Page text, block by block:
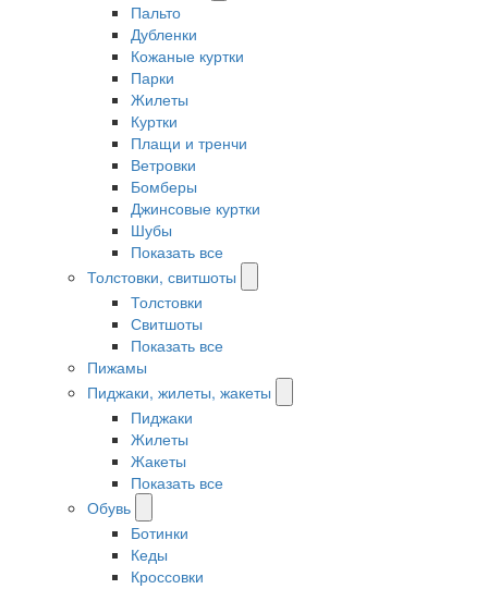
Пальто
Дубленки
Кожаные куртки
Парки
Жилеты
Куртки
Плащи и тренчи
Ветровки
Бомберы
Джинсовые куртки
Шубы
Показать все
Толстовки, свитшоты
Толстовки
Свитшоты
Показать все
Пижамы
Пиджаки, жилеты, жакеты
Пиджаки
Жилеты
Жакеты
Показать все
Обувь
Ботинки
Кеды
Кроссовки